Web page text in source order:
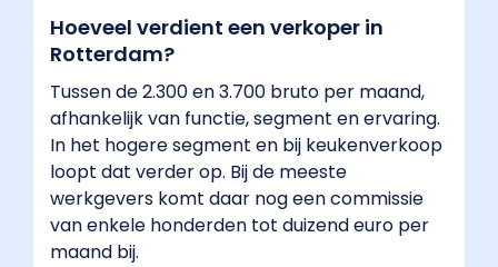
Hoeveel verdient een verkoper in
Rotterdam?
Tussen de 2.300 en 3.700 bruto per maand,
afhankelijk van functie, segment en ervaring.
In het hogere segment en bij keukenverkoop
loopt dat verder op. Bij de meeste
werkgevers komt daar nog een commissie
van enkele honderden tot duizend euro per
maand bij.